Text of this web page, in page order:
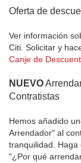
Oferta de
Ver información
Citi. Solicitar y
Canje de
NUEVO
Contratistas
Hemos añadido
Arrendador" al
tranquilidad. Haga
"¿Por qué